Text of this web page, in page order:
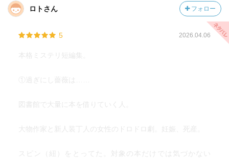
ロトさん フォロー
5 2026.04.06
本格ミステリ短編集。
①過ぎにし薔薇は……
図書館で大量に本を借りていく人。
大物作家と新人装丁人の女性のドロドロ劇。妊娠、死産。
スピン（紐）をとってた。対象の本だけでは気づかない